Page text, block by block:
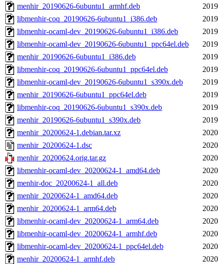
menhir_20190626-6ubuntu1_armhf.deb
libmenhir-coq_20190626-6ubuntu1_i386.deb
libmenhir-ocaml-dev_20190626-6ubuntu1_i386.deb
libmenhir-ocaml-dev_20190626-6ubuntu1_ppc64el.deb
menhir_20190626-6ubuntu1_i386.deb
libmenhir-coq_20190626-6ubuntu1_ppc64el.deb
libmenhir-ocaml-dev_20190626-6ubuntu1_s390x.deb
menhir_20190626-6ubuntu1_ppc64el.deb
libmenhir-coq_20190626-6ubuntu1_s390x.deb
menhir_20190626-6ubuntu1_s390x.deb
menhir_20200624-1.debian.tar.xz
menhir_20200624-1.dsc
menhir_20200624.orig.tar.gz
libmenhir-ocaml-dev_20200624-1_amd64.deb
menhir-doc_20200624-1_all.deb
menhir_20200624-1_amd64.deb
menhir_20200624-1_arm64.deb
libmenhir-ocaml-dev_20200624-1_arm64.deb
libmenhir-ocaml-dev_20200624-1_armhf.deb
libmenhir-ocaml-dev_20200624-1_ppc64el.deb
menhir_20200624-1_armhf.deb